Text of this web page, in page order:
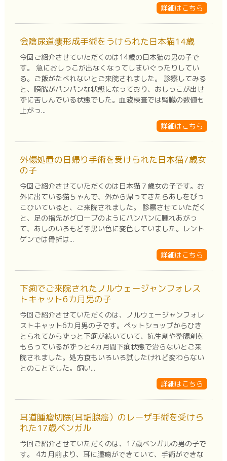
詳細はこちら
会陰尿道瘻形成手術をうけられた日本猫14歳
今回ご紹介させていただくのは14歳の日本猫の男の子で
す。 急におしっこが出なくなってしまいぐったりしてい
る。ご飯がたべれないとご来院されました。 診察してみる
と、膀胱がパンパンな状態になっており、おしっこが出せ
ずに苦しんでいる状態でした。血液検査では腎臓の数値も
上がっ...
詳細はこちら
外傷処置の日帰り手術を受けられた日本猫7歳女
の子
今回ご紹介させていただくのは日本猫７歳女の子です。お
外に出ている猫ちゃんで、外から帰ってきたらあしをびっ
こひいていると、ご来院されました。 診察させていただく
と、足の指先がグローブのようにパンパンに腫れあがっ
て、あしのいろもどす黒い色に変色していました。レント
ゲンでは骨折は...
詳細はこちら
下痢でご来院されたノルウェージャンフォレス
トキャット6カ月男の子
今回ご紹介させていただくのは、ノルウェージャンフォレ
ストキャット6カ月男の子です。ペットショップからひき
とられてからずっと下痢が続いていて、抗生剤や整腸剤を
もらっているがずっと4カ月間下痢状態で治らないとご来
院されました。処方食もいろいろ試したけれど変わらない
とのことでした。飼い...
詳細はこちら
耳道腫瘤切除(耳垢腺癌）のレーザ手術を受けら
れた17歳ベンガル
今回ご紹介させていただくのは、17歳ベンガルの男の子で
す。 4カ月前より、耳に腫瘍ができていて、手術ができな